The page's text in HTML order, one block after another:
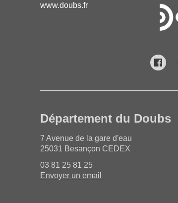
www.doubs.fr
Département du Doubs
7 Avenue de la gare d'eau
25031 Besançon CEDEX
03 81 25 81 25
Envoyer un email